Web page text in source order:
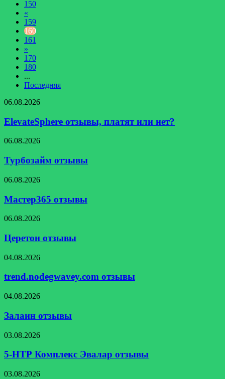
150
«
159
160
161
»
170
180
...
Последняя
ElevateSphere
платят
или
нет?
06.08.2026
ElevateSphere отзывы, платят или нет?
Турбозайм
06.08.2026
Турбозайм отзывы
Мастер365
06.08.2026
Мастер365 отзывы
Церетон
06.08.2026
Церетон отзывы
trend.nodegwavey.com
04.08.2026
trend.nodegwavey.com отзывы
Залаин
04.08.2026
Залаин отзывы
5-
Комплекс
отзывы
03.08.2026
5-НТР Комплекс Эвалар отзывы
«Минералы»
03.08.2026